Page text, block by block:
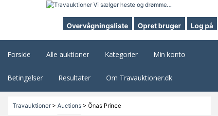
Overvågningsliste Opret bruger Log på
Forside Alle auktioner Kategorier Min konto
Betingelser Resultater Om Travauktioner.dk
Travauktioner> Auctions> Önas Prince